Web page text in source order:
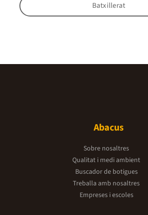
Batxillerat
Abacus
Sobre nosaltres
Qualitat i medi ambient
Buscador de botigues
Treballa amb nosaltres
Empreses i escoles